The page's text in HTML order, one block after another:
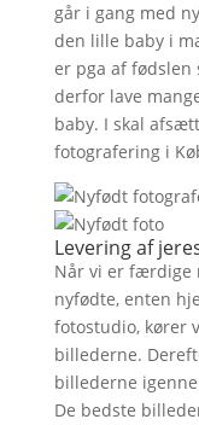
går i gang med
den lille baby i
er pga af fødslen
derfor lave
baby. I skal
fotografering i
Levering af
Når vi er færdige
nyfødte, enten
fotostudio, kører
billederne.
billederne
De bedste